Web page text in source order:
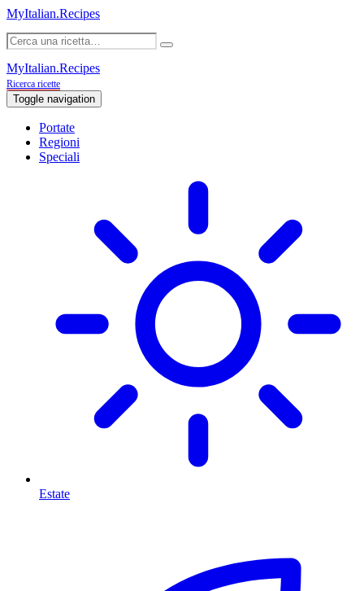
MyItalian.Recipes
MyItalian.Recipes
Ricerca ricette
Toggle navigation
Portate
Regioni
Speciali
Estate